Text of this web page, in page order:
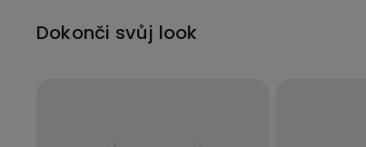
Dokonči svůj look